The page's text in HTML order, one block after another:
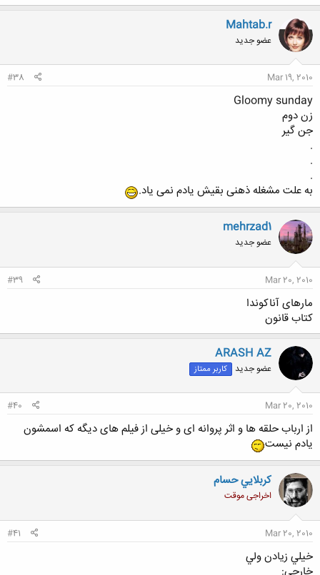
Mahtab.r
عضو جدید
Mar 19, 2010
#38
Gloomy sunday
زن دوم
جن گیر
.
.
.
به علت مشغله ذهنی بقیش یادم نمی یاد.
mehrzad1
عضو جدید
Mar 20, 2010
#39
مارهای آناکوندا
کتاب قانون
ARASH AZ
عضو جدید کاربر ممتاز
Mar 20, 2010
#40
از ارباب حلقه ها و اثر پروانه ای و خیلی از فیلم های دیگه که اسمشون
یادم نیست
كربلايي حسام
اخراجی موقت
Mar 20, 2010
#41
خيلي زيادن ولي
خارجي: